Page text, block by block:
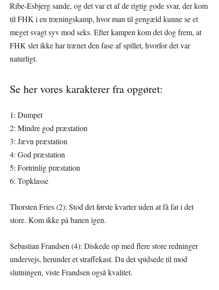
Ribe-Esbjerg sande, og det var et af de rigtig gode svar, der kom
til FHK i en træningskamp, hvor man til gengæld kunne se et
meget svagt syv mod seks. Efter kampen kom det dog frem, at
FHK slet ikke har trænet den fase af spillet, hvorfor det var
naturligt.
Se her vores karakterer fra opgøret:
1: Dumpet
2: Mindre god præstation
3: Jævn præstation
4: God præstation
5: Fortrinlig præstation
6: Topklasse
Thorsten Fries (2): Stod det første kvarter uden at få fat i det
store. Kom ikke på banen igen.
Sebastian Frandsen (4): Diskede op med flere store redninger
undervejs, herunder et straffekast. Da det spidsede til mod
slutningen, viste Frandsen også kvalitet.